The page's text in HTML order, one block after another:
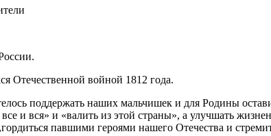
Отечественной войной 1812 года.
поддержать наших мальчишек и для Родины
и вся» и «валить из этой страны», а улучшать
павшими героями нашего Отечества и